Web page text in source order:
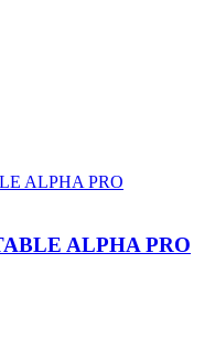
ALPHA PRO